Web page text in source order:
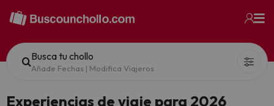
Busca tu chollo
Añade Fechas | Modifica Viajeros
Experiencias de viaje para 2026